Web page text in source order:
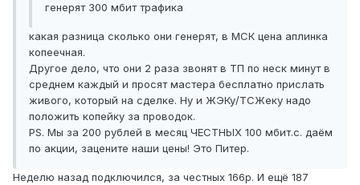
генерят 300 мбит трафика
какая разница сколько они генерят, в МСК цена аплинка
копеечная.
Другое дело, что они 2 раза звонят в ТП по неск минут в
среднем каждый и просят мастера бесплатно прислать
живого, который на сделке. Ну и ЖЭКу/ТСЖеку надо
положить копейку за проводок.
PS. Мы за 200 рублей в месяц ЧЕСТНЫХ 100 мбит.с. даём
по акции, зацените наши цены! Это Питер.
Неделю назад подключился, за честных 166р. И ещё 187